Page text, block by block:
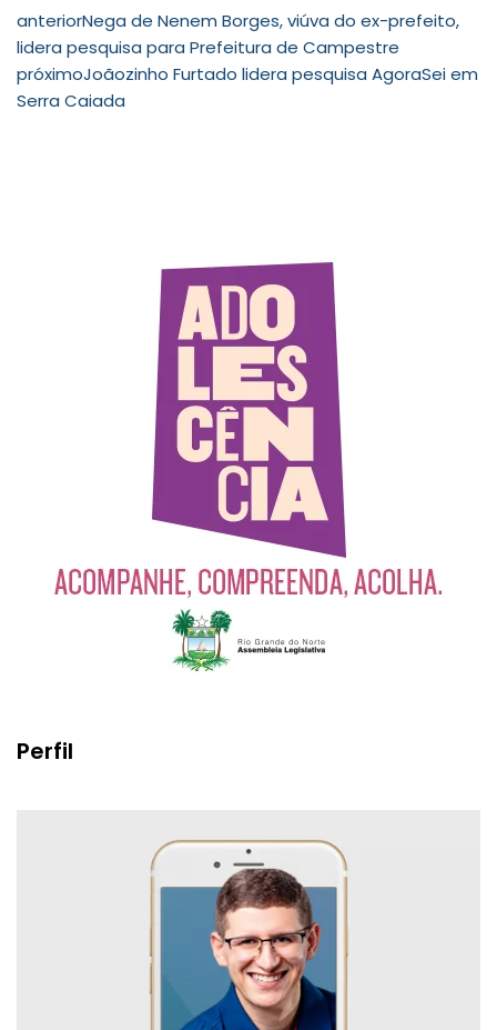
anteriorNega de Nenem Borges, viúva do ex-prefeito,
lidera pesquisa para Prefeitura de Campestre
próximoJoãozinho Furtado lidera pesquisa AgoraSei em
Serra Caiada
Perfil